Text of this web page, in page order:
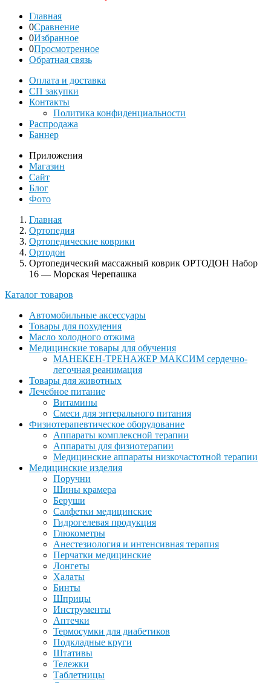
Главная
0Сравнение
0Избранное
0Просмотренное
Обратная связь
Оплата и доставка
СП закупки
Контакты
Политика конфиденциальности
Распродажа
Баннер
Приложения
Магазин
Сайт
Блог
Фото
Главная
Ортопедия
Ортопедические коврики
Ортодон
Ортопедический массажный коврик ОРТОДОН Набор
16 — Морская Черепашка
Каталог товаров
Автомобильные аксессуары
Товары для похудения
Масло холодного отжима
Медицинские товары для обучения
МАНЕКЕН-ТРЕНАЖЕР МАКСИМ сердечно-
легочная реанимация
Товары для животных
Лечебное питание
Витамины
Смеси для энтерального питания
Физиотерапевтическое оборудование
Аппараты комплексной терапии
Аппараты для физиотерапии
Медицинские аппараты низкочастотной терапии
Медицинские изделия
Поручни
Шины крамера
Беруши
Салфетки медицинские
Гидрогелевая продукция
Глюкометры
Анестезиология и интенсивная терапия
Перчатки медицинские
Лонгеты
Халаты
Бинты
Шприцы
Инструменты
Аптечки
Термосумки для диабетиков
Подкладные круги
Штативы
Тележки
Таблетницы